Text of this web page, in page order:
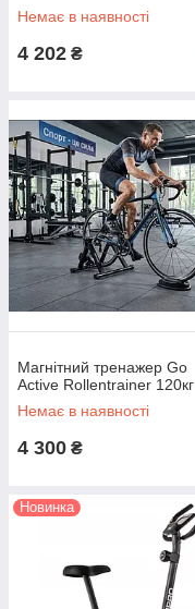
Немає в наявності
4 202 ₴
Магнітний тренажер Go
Active Rollentrainer 120кг
Немає в наявності
4 300 ₴
Новинка